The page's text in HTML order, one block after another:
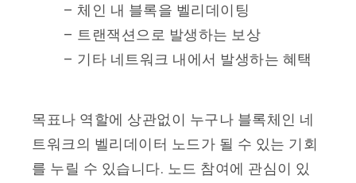
– 체인 내 블록을 벨리데이팅
– 트랜잭션으로 발생하는 보상
– 기타 네트워크 내에서 발생하는 혜택
목표나 역할에 상관없이 누구나 블록체인 네
트워크의 벨리데이터 노드가 될 수 있는 기회
를 누릴 수 있습니다. 노드 참여에 관심이 있